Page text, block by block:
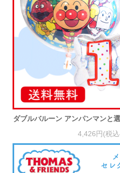
ダブルバルーン アンパンマンと
4,426円(税